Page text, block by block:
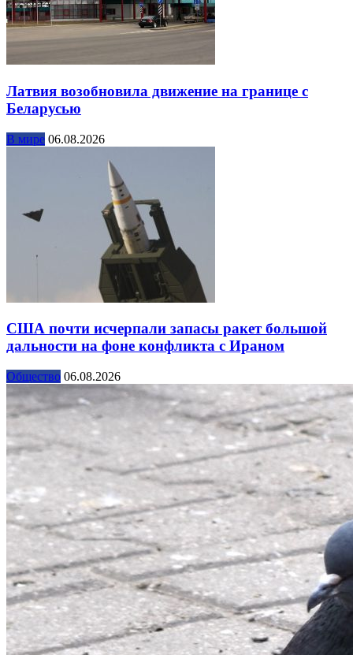
Латвия возобновила движение на границе с
Беларусью
В мире 06.08.2026
США почти исчерпали запасы ракет большой
дальности на фоне конфликта с Ираном
Общество 06.08.2026